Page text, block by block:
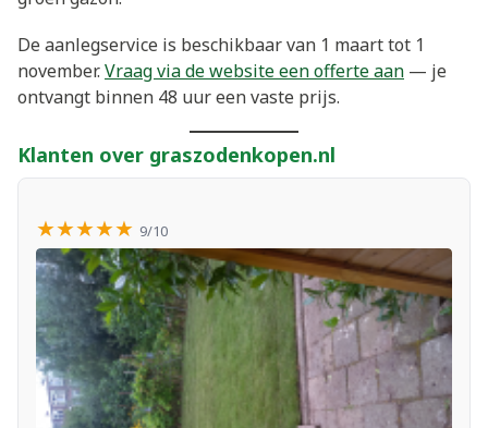
De aanlegservice is beschikbaar van 1 maart tot 1
november.Vraag via de website een offerte aan — je
ontvangt binnen 48 uur een vaste prijs.
Klanten over graszodenkopen.nl
★★★★★ 9/10